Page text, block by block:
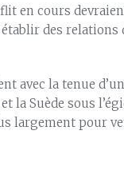
en cours
des relations
avec la tenue
la Suède sous
largement pour